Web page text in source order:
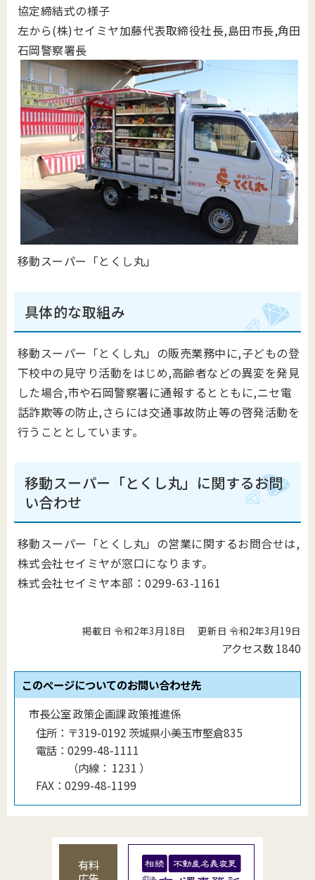
協定締結式の様子
左から(株)セイミヤ加藤代表取締役社長,島田市長,角田
石岡警察署長
移動スーパー「とくし丸」
具体的な取組み
移動スーパー「とくし丸」の販売業務中に,子どもの登
下校中の見守り活動をはじめ,高齢者などの異変を発見
した場合,市や石岡警察署に通報するとともに,ニセ電
話詐欺等の防止,さらには交通事故防止等の啓発活動を
行うこととしています。
移動スーパー「とくし丸」に関するお問
い合わせ
移動スーパー「とくし丸」の営業に関するお問合せは,
株式会社セイミヤが窓口になります。
株式会社セイミヤ本部：0299-63-1161
掲載日 令和2年3月18日 更新日 令和2年3月19日
アクセス数1840
このページについてのお問い合わせ先
市長公室 政策企画課 政策推進係
住所： 〒319-0192 茨城県小美玉市堅倉835
電話： 0299-48-1111
（内線 ： 1231 ）
FAX： 0299-48-1199
有料